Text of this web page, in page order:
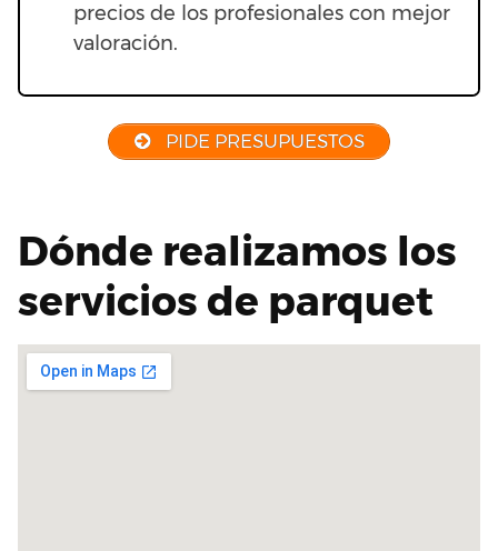
precios de los profesionales con mejor
valoración.
PIDE PRESUPUESTOS
Dónde realizamos los
servicios de parquet